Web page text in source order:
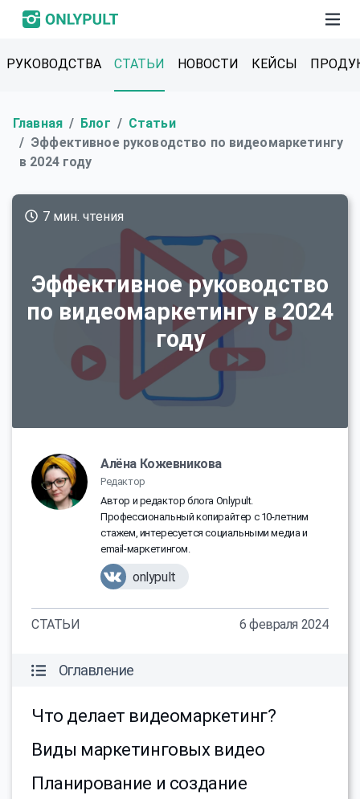
РУКОВОДСТВА СТАТЬИ НОВОСТИ КЕЙСЫ
Главная Блог
Статьи
Эффективное руководство по видеомаркетингу
в 2024 году
Эффективное руководство
по видеомаркетингу в 2024
году
7 мин. чтения
Алёна Кожевникова
Редактор
Автор и редактор блога Onlypult.
Профессиональный копирайтер с 10-летним
стажем, интересуется социальными медиа и
email-маркетингом.
onlypult
СТАТЬИ 6 февраля 2024
Оглавление
Что делает видеомаркетинг?
Виды маркетинговых видео
Планирование и создание